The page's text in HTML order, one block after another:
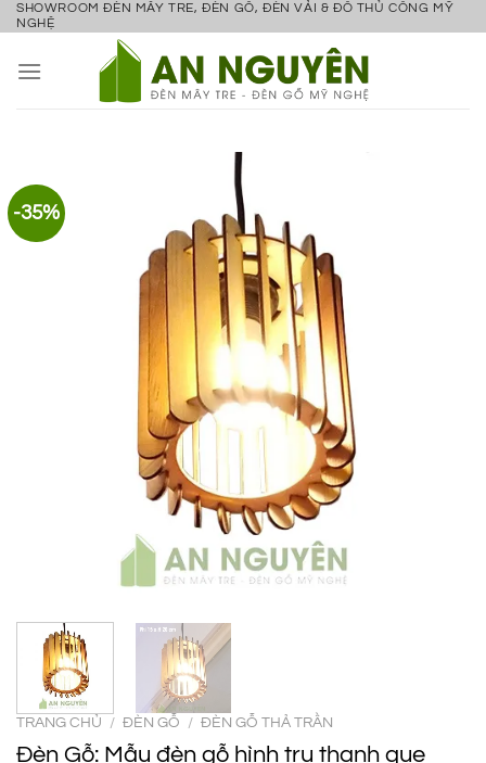
Bỏ
nội
SHOWROOM ĐÈN MÂY TRE, ĐÈN GỖ, ĐÈN VẢI & ĐỒ THỦ CÔNG MỸ
NGHỆ
-35%
TRANG CHỦ / ĐÈN GỖ / ĐÈN GỖ THẢ TRẦN
Đèn Gỗ: Mẫu đèn gỗ hình trụ thanh que